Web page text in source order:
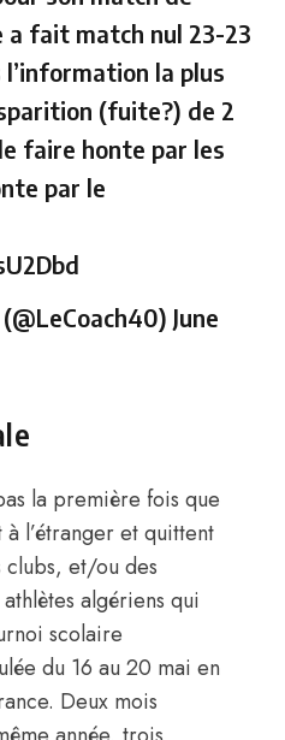
a fait match nul 23-23
la plus
(fuite?) de 2
faire honte par les
par le
(@LeCoach40) June
la première fois que
l’étranger et quittent
et/ou des
algériens qui
scolaire
du 16 au 20 mai en
Deux mois